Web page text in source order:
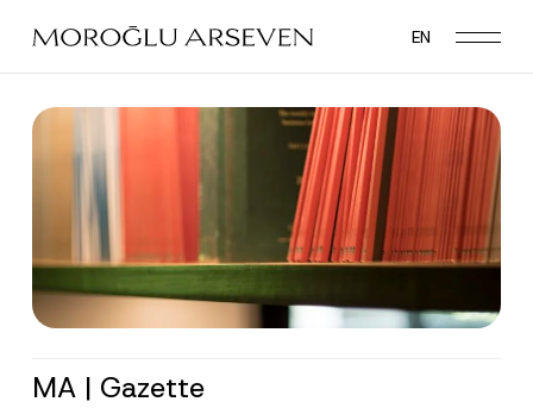
main
EN
MA | Gazette